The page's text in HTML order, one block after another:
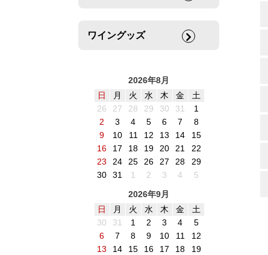
ワイングッズ
2026年8月
日
月 火 水 木 金
土
26
27 28 29 30 31
1
2
3 4 5 6 7
8
9
10 11 12 13 14
15
16
17 18 19 20 21
22
23
24 25 26 27 28
29
30
31 1 2 3 4
5
2026年9月
日
月 火 水 木 金
土
30
31 1 2 3 4
5
6
7 8 9 10 11
12
13
14 15 16 17 18
19